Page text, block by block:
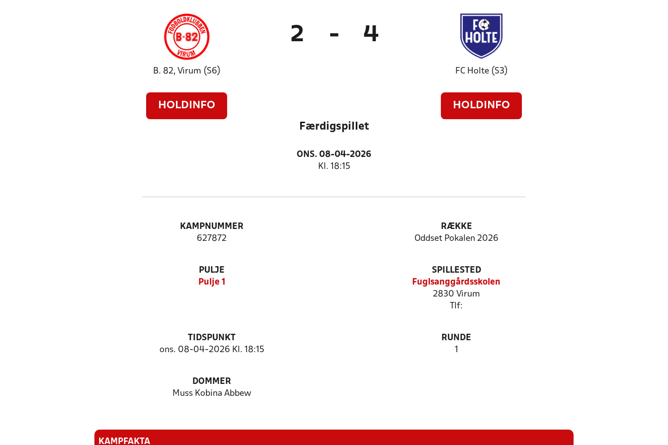
B. 82, Virum (S6)
HOLDINFO
2 - 4
FC Holte (S3)
HOLDINFO
Færdigspillet
ONS. 08-04-2026
Kl. 18:15
KAMPNUMMER
627872
RÆKKE
Oddset Pokalen 2026
PULJE
Pulje 1
SPILLESTED
Fuglsanggårdsskolen
2830 Virum
Tlf:
TIDSPUNKT
ons. 08-04-2026 Kl. 18:15
RUNDE
1
DOMMER
Muss Kobina Abbew
KAMPFAKTA